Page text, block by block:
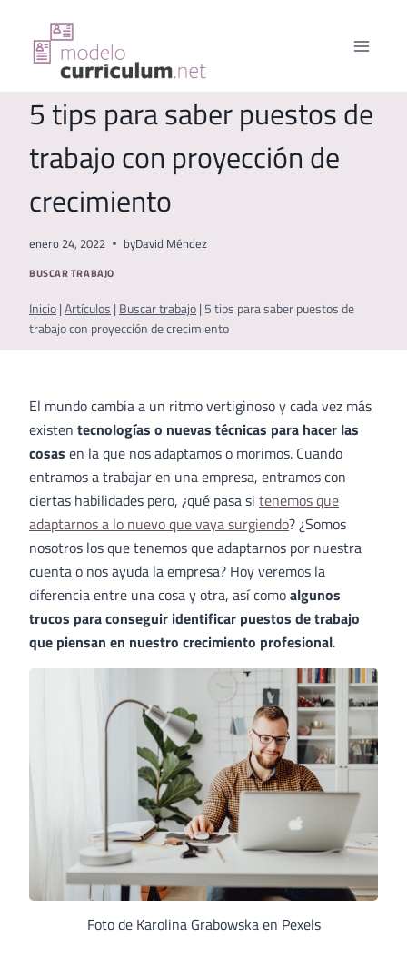
contenido
5 tips para saber puestos de
trabajo con proyección de
crecimiento
enero 24, 2022 byDavid Méndez
BUSCAR TRABAJO
Inicio | Artículos | Buscar trabajo | 5 tips para saber puestos de
trabajo con proyección de crecimiento
El mundo cambia a un ritmo vertiginoso y cada vez más
existen tecnologías o nuevas técnicas para hacer las
cosas en la que nos adaptamos o morimos. Cuando
entramos a trabajar en una empresa, entramos con
ciertas habilidades pero, ¿qué pasa si tenemos que
adaptarnos a lo nuevo que vaya surgiendo? ¿Somos
nosotros los que tenemos que adaptarnos por nuestra
cuenta o nos ayuda la empresa? Hoy veremos la
diferencia entre una cosa y otra, así comoalgunos
trucos para conseguir identificar puestos de trabajo
que piensan en nuestro crecimiento profesional.
Foto de Karolina Grabowska en Pexels